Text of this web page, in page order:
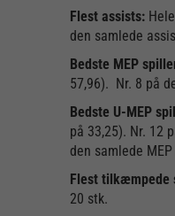
Flest assists:
den samlede
Bedste MEP
57,96). Nr. 8 på
Bedste U-MEP
på 33,25). Nr. 12
den samlede
Flest tilkæmpede
20 stk.